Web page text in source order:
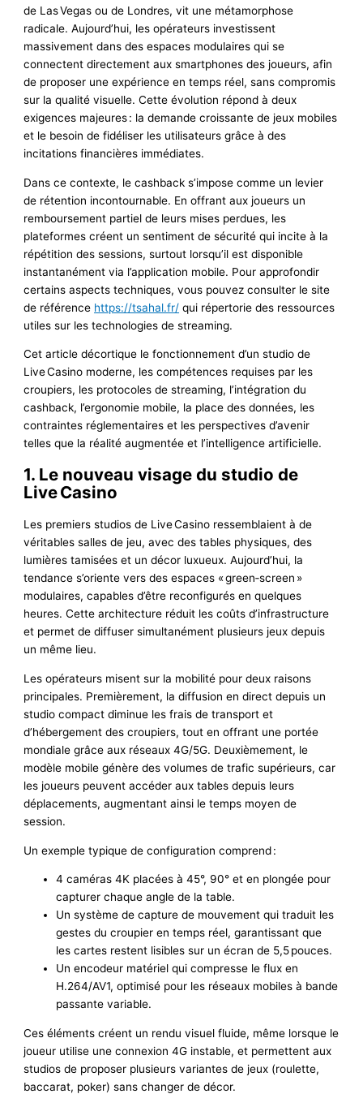
de Las Vegas ou de Londres, vit une métamorphose
radicale. Aujourd’hui, les opérateurs investissent
massivement dans des espaces modulaires qui se
connectent directement aux smartphones des joueurs, afin
de proposer une expérience en temps réel, sans compromis
sur la qualité visuelle. Cette évolution répond à deux
exigences majeures : la demande croissante de jeux mobiles
et le besoin de fidéliser les utilisateurs grâce à des
incitations financières immédiates.
Dans ce contexte, le cashback s’impose comme un levier
de rétention incontournable. En offrant aux joueurs un
remboursement partiel de leurs mises perdues, les
plateformes créent un sentiment de sécurité qui incite à la
répétition des sessions, surtout lorsqu’il est disponible
instantanément via l’application mobile. Pour approfondir
certains aspects techniques, vous pouvez consulter le site
de référence https://tsahal.fr/ qui répertorie des ressources
utiles sur les technologies de streaming.
Cet article décortique le fonctionnement d’un studio de
Live Casino moderne, les compétences requises par les
croupiers, les protocoles de streaming, l’intégration du
cashback, l’ergonomie mobile, la place des données, les
contraintes réglementaires et les perspectives d’avenir
telles que la réalité augmentée et l’intelligence artificielle.
1. Le nouveau visage du studio de
Live Casino
Les premiers studios de Live Casino ressemblaient à de
véritables salles de jeu, avec des tables physiques, des
lumières tamisées et un décor luxueux. Aujourd’hui, la
tendance s’oriente vers des espaces « green‑screen »
modulaires, capables d’être reconfigurés en quelques
heures. Cette architecture réduit les coûts d’infrastructure
et permet de diffuser simultanément plusieurs jeux depuis
un même lieu.
Les opérateurs misent sur la mobilité pour deux raisons
principales. Premièrement, la diffusion en direct depuis un
studio compact diminue les frais de transport et
d’hébergement des croupiers, tout en offrant une portée
mondiale grâce aux réseaux 4G/5G. Deuxièmement, le
modèle mobile génère des volumes de trafic supérieurs, car
les joueurs peuvent accéder aux tables depuis leurs
déplacements, augmentant ainsi le temps moyen de
session.
Un exemple typique de configuration comprend :
4 caméras 4K placées à 45°, 90° et en plongée pour
capturer chaque angle de la table.
Un système de capture de mouvement qui traduit les
gestes du croupier en temps réel, garantissant que
les cartes restent lisibles sur un écran de 5,5 pouces.
Un encodeur matériel qui compresse le flux en
H.264/AV1, optimisé pour les réseaux mobiles à bande
passante variable.
Ces éléments créent un rendu visuel fluide, même lorsque le
joueur utilise une connexion 4G instable, et permettent aux
studios de proposer plusieurs variantes de jeux (roulette,
baccarat, poker) sans changer de décor.